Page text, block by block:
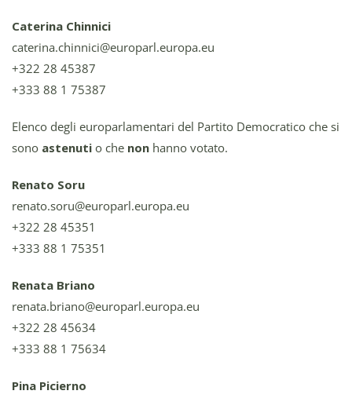
Caterina Chinnici
caterina.chinnici@europarl.europa.eu
+322 28 45387
+333 88 1 75387
Elenco degli europarlamentari del Partito Democratico che si
sono astenuti o che non hanno votato.
Renato Soru
renato.soru@europarl.europa.eu
+322 28 45351
+333 88 1 75351
Renata Briano
renata.briano@europarl.europa.eu
+322 28 45634
+333 88 1 75634
Pina Picierno